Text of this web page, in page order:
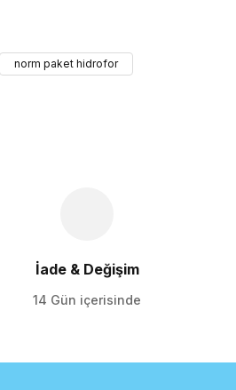
norm paket hidrofor
İade & Değişim
14 Gün içerisinde